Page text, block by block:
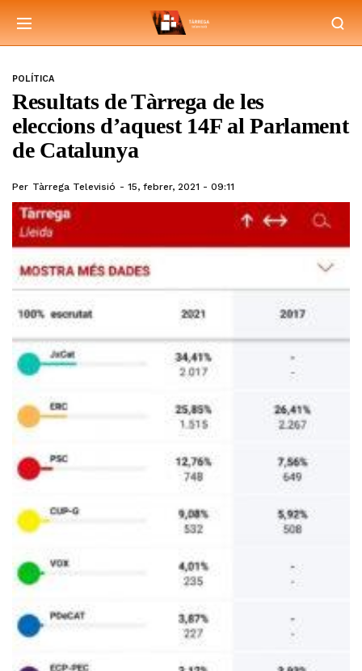
POLÍTICA
Resultats de Tàrrega de les
eleccions d’aquest 14F al Parlament
de Catalunya
Per Tàrrega Televisió 15, febrer, 2021 - 09:11